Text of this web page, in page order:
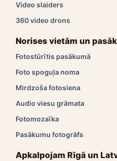
Video slaiders
360 video drons
Norises vietām un
Fotostūrītis pasākumā
Foto spoguļa noma
Mirdzoša fotosiena
Audio viesu grāmata
Fotomozaīka
Pasākumu fotogrāfs
Apkalpojam Rīgā un